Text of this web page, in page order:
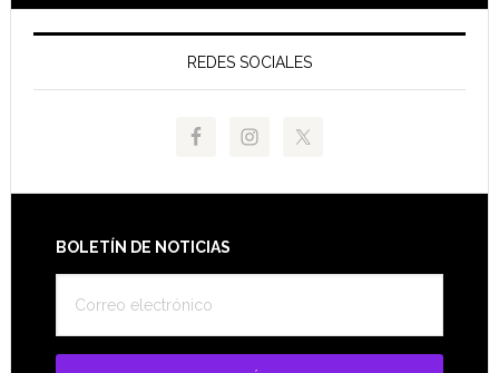
REDES SOCIALES
Footer
BOLETÍN DE NOTICIAS